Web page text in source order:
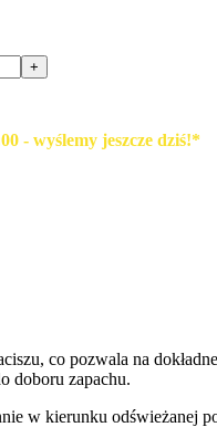
- wyślemy jeszcze dziś!*
co pozwala na
doboru zapachu.
w kierunku odświeżanej